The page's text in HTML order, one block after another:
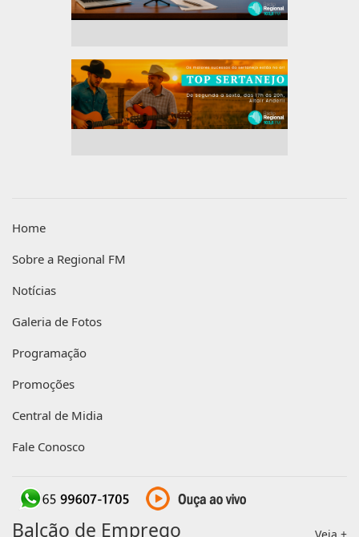
Home
Sobre a Regional FM
Notícias
Galeria de Fotos
Programação
Promoções
Central de Midia
Fale Conosco
Balcão de Emprego